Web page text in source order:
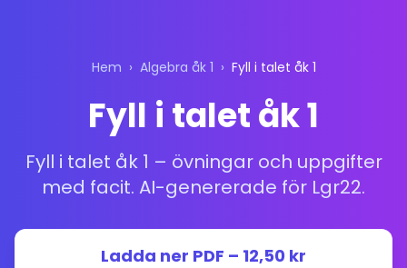
Hem › Algebra åk 1 › Fyll i talet åk 1
Fyll i talet åk 1
Fyll i talet åk 1 – övningar och uppgifter
med facit. AI-genererade för Lgr22.
Ladda ner PDF – 12,50 kr